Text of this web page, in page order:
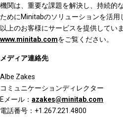
機関は、重要な課題を解決し、持続的
ためにMinitabのソリューションを活
以上のお客様にサービスを提供してい
www.minitab.comをご覧ください。
メディア連絡先
Albe Zakes
コミュニケーションディレクター
Eメール： azakes@minitab.com
電話番号：+1.267.221.4800